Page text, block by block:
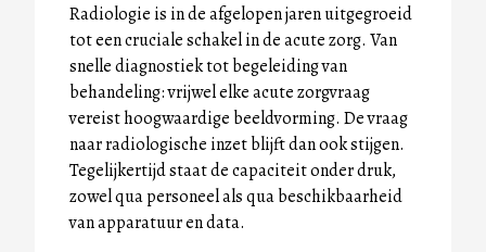
Radiologie is in de afgelopen jaren uitgegroeid
tot een cruciale schakel in de acute zorg. Van
snelle diagnostiek tot begeleiding van
behandeling: vrijwel elke acute zorgvraag
vereist hoogwaardige beeldvorming. De vraag
naar radiologische inzet blijft dan ook stijgen.
Tegelijkertijd staat de capaciteit onder druk,
zowel qua personeel als qua beschikbaarheid
van apparatuur en data.